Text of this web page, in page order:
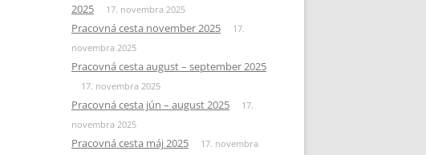
2025
17. novembra 2025
Pracovná cesta november 2025
17.
novembra 2025
Pracovná cesta august – september 2025
17. novembra 2025
Pracovná cesta jún – august 2025
17.
novembra 2025
Pracovná cesta máj 2025
17. novembra